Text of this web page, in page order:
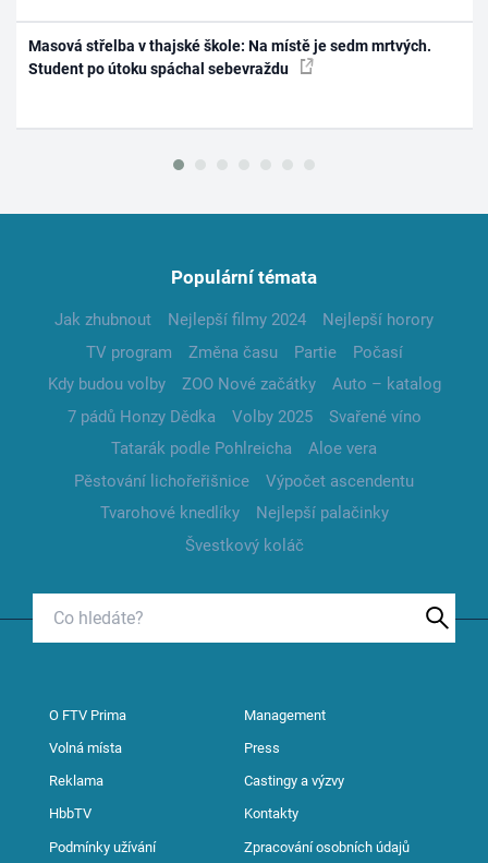
Masová střelba v thajské škole: Na místě je sedm mrtvých.
Student po útoku spáchal sebevraždu
Populární témata
Jak zhubnout Nejlepší filmy 2024
Nejlepší horory
TV program
Změna času Partie
Počasí
Kdy budou volby
ZOO Nové začátky
Auto – katalog
7 pádů Honzy Dědka
Volby 2025
Svařené víno
Tatarák podle Pohlreicha
Aloe vera
Pěstování lichořeřišnice
Výpočet ascendentu
Tvarohové knedlíky
Nejlepší palačinky
Švestkový koláč
O FTV Prima Management
Volná místa Press
Reklama Castingy a výzvy
HbbTV Kontakty
Podmínky užívání Zpracování osobních údajů